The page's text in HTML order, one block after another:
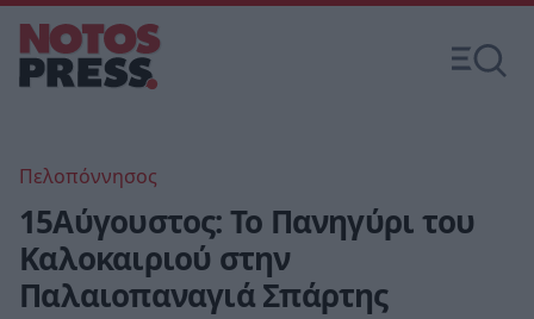
Πελοπόννησος
15Αύγουστος: Το Πανηγύρι του
Καλοκαιριού στην
Παλαιοπαναγιά Σπάρτης